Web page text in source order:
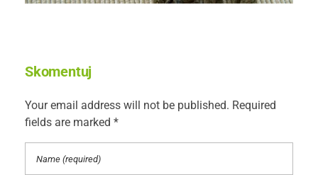
Skomentuj
Your email address will not be published. Required
fields are marked *